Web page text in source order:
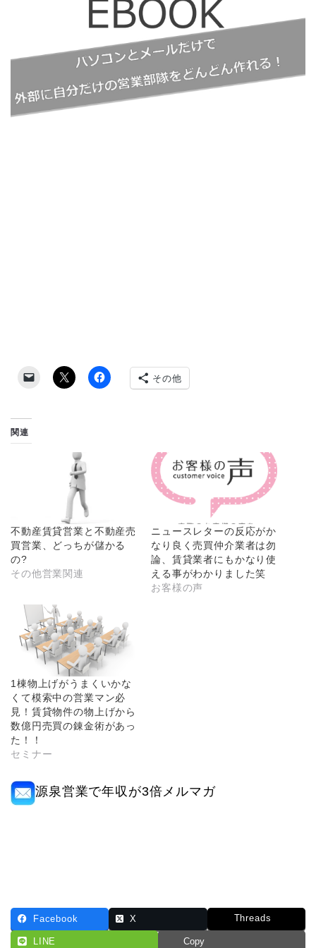
その他
関連
不動産賃貸営業と不動産売
買営業、どっちが儲かる
の?
その他営業関連
ニュースレターの反応がか
なり良く売買仲介業者は勿
論、賃貸業者にもかなり使
える事がわかりました笑
お客様の声
1棟物上げがうまくいかな
くて模索中の営業マン必
見！賃貸物件の物上げから
数億円売買の錬金術があっ
た！！
セミナー
源泉営業で年収が3倍メルマガ
Facebook X Threads
LINE Copy